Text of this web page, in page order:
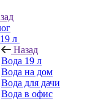
л
Назад
Вода 19 л
Вода на дом
Вода для дачи
Вода в офис